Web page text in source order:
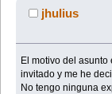
jhulius
El motivo del
invitado y me he
No tengo ninguna